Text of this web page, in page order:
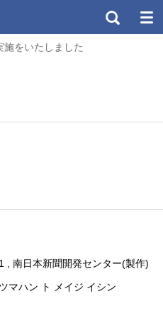
をいたしました
, 南日本新聞開発センター(製作)
マハン ト メイジ イシン